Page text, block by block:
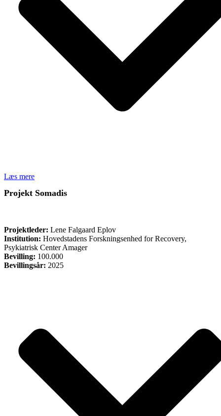
Læs mere
Projekt Somadis
Projektleder: Lene Falgaard Eplov
Institution: Hovedstadens Forskningsenhed for Recovery,
Psykiatrisk Center Amager
Bevilling: 100.000
Bevillingsår: 2025